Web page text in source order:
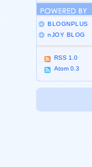
BLOGNPLUS
nJOY BLOG
RSS 1.0
Atom 0.3